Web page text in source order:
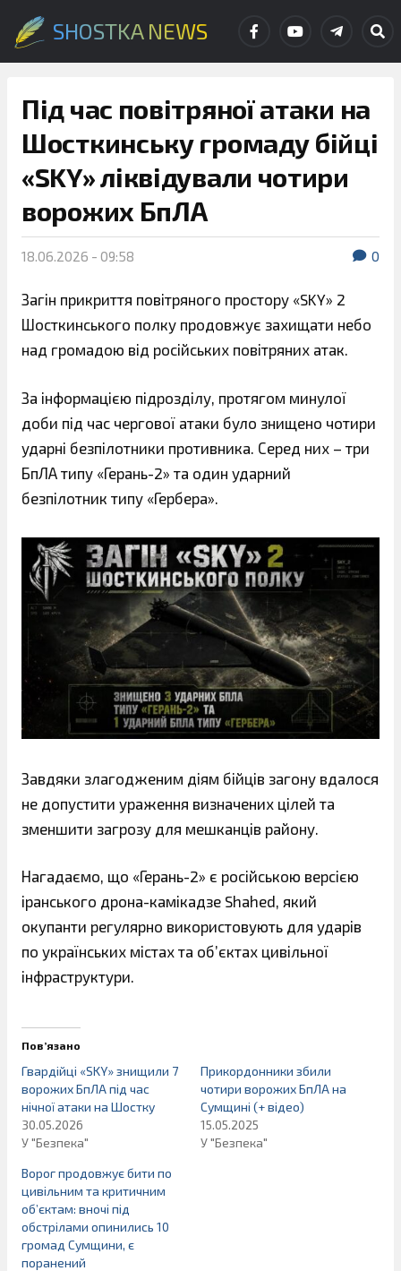
SHOSTKA NEWS
Під час повітряної атаки на
Шосткинську громаду бійці
«SKY» ліквідували чотири
ворожих БпЛА
18.06.2026 - 09:58 0
Загін прикриття повітряного простору «SKY» 2
Шосткинського полку продовжує захищати небо
над громадою від російських повітряних атак.
За інформацією підрозділу, протягом минулої
доби під час чергової атаки було знищено чотири
ударні безпілотники противника. Серед них – три
БпЛА типу «Герань-2» та один ударний
безпілотник типу «Гербера».
Завдяки злагодженим діям бійців загону вдалося
не допустити ураження визначених цілей та
зменшити загрозу для мешканців району.
Нагадаємо, що «Герань-2» є російською версією
іранського дрона-камікадзе Shahed, який
окупанти регулярно використовують для ударів
по українських містах та об’єктах цивільної
інфраструктури.
Пов’язано
Гвардійці «SKY» знищили 7
ворожих БпЛА під час
нічної атаки на Шостку
30.05.2026
У "Безпека"
Прикордонники збили
чотири ворожих БпЛА на
Сумщині (+ відео)
15.05.2025
У "Безпека"
Ворог продовжує бити по
цивільним та критичним
об’єктам: вночі під
обстрілами опинились 10
громад Сумщини, є
поранений